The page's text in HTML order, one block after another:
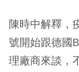
陳時中解釋，
號開始跟德國
理廠商來談，